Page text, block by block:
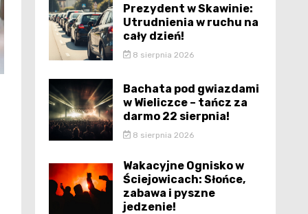
Prezydent w Skawinie:
Utrudnienia w ruchu na
cały dzień!
8 sierpnia 2026
Bachata pod gwiazdami
w Wieliczce – tańcz za
darmo 22 sierpnia!
8 sierpnia 2026
Wakacyjne Ognisko w
Ściejowicach: Słońce,
zabawa i pyszne
jedzenie!